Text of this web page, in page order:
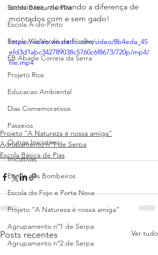
Escola Básica de Pias
Escola A-do-Pinto
Escola Vila Verde de Ficalho
EB Abade Correia da Serra
Projeto Rios
Educacao Ambiental
Dias Comemorativos
Passeios
Outras Iniciativas
Iniciativas
Escola dos Bombeiros
Escola do Fojo e Porta Nova
Projeto "A Natureza é nossa amiga"
Agrupamento nº1 de Serpa
Agrupamento nº2 de Serpa
anteriores, mostrando a diferença de
montados com e sem gado!
https://video.wixstatic.com/video/8b4eda_45
efd3d1abc342789038c5760c6f8673/720p/mp4/
file.mp4
Projeto "A Natureza é nossa amiga"
Agrupamento nº1 de Serpa
Escola Básica de Pias
Posts recentes Ver tudo